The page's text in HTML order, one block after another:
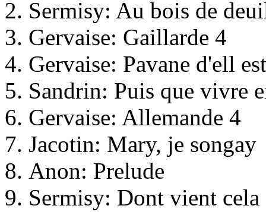
Sermisy: Au bois de
Gervaise: Gaillarde 4
Gervaise: Pavane d'ell
Sandrin: Puis que vivre
Gervaise: Allemande 4
Jacotin: Mary, je songay
Anon: Prelude
Sermisy: Dont vient cela